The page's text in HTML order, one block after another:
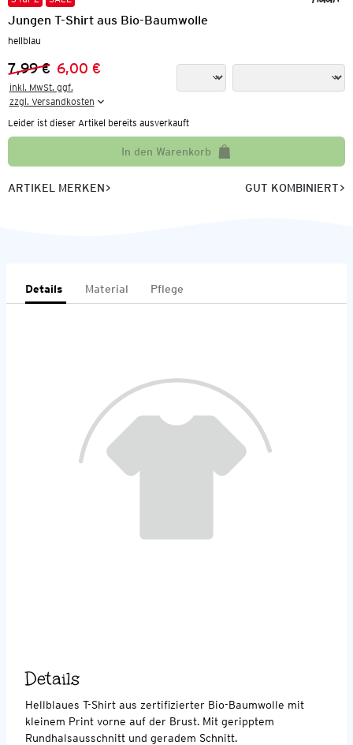
Jungen T-Shirt aus Bio-Baumwolle
hellblau
Vorheriger Preis:
7,99 €
Neuer Preis:
6,00 €
inkl. MwSt. ggf.
zzgl. Versandkosten
Leider ist dieser Artikel bereits ausverkauft
In den Warenkorb
ARTIKEL MERKEN GUT KOMBINIERT
Details Material Pflege
Details
Hellblaues T-Shirt aus zertifizierter Bio-Baumwolle mit
kleinem Print vorne auf der Brust. Mit geripptem
Rundhalsausschnitt und geradem Schnitt.